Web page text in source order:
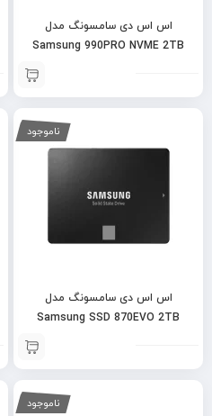
اس اس دی سامسونگ مدل
Samsung 990PRO NVME 2TB
ناموجود
اس اس دی سامسونگ مدل
Samsung SSD 870EVO 2TB
ناموجود